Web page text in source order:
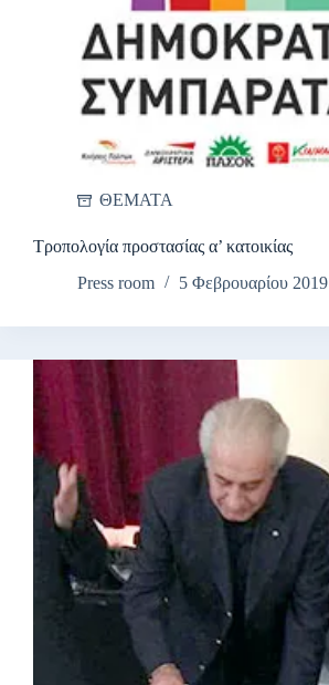
ΘΕΜΑΤΑ
Τροπολογία προστασίας α’ κατοικίας
Press room
5 Φεβρουαρίου 2019